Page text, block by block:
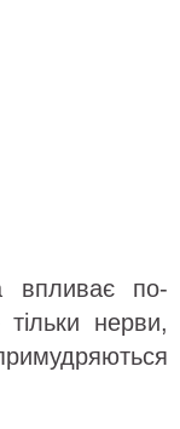
впливає по-
нерви,